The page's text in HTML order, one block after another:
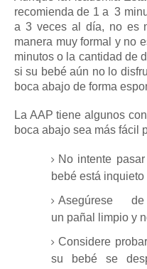
recomienda de 1 a 3
a 3 veces al día, no es
manera muy formal y no
minutos o la cantidad de
si su bebé aún no lo
boca abajo de forma
La AAP tiene algunos
boca abajo sea más fácil
No intente
bebé está inquieto
Asegúrese
un pañal limpio y
Considere
su bebé se